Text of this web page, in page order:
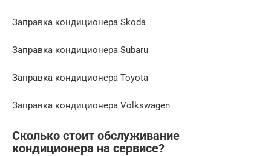
Заправка кондиционера Skoda
Заправка кондиционера Subaru
Заправка кондиционера Toyota
Заправка кондиционера Volkswagen
Сколько стоит обслуживание
кондиционера на сервисе?